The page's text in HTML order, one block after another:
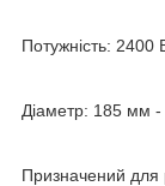
Потужність: 2400
Діаметр: 185 мм
Призначений для